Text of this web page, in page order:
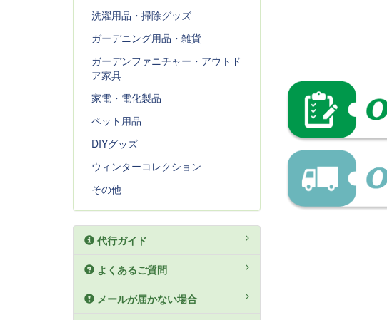
洗濯用品・掃除グッズ
ガーデニング用品・雑貨
ガーデンファニチャー・アウトド
ア家具
家電・電化製品
ペット用品
DIYグッズ
ウィンターコレクション
その他
代行ガイド
よくあるご質問
メールが届かない場合